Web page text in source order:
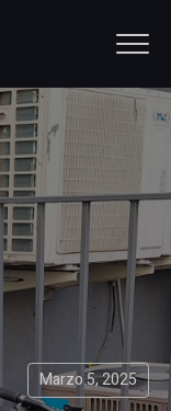
Marzo 5, 2025